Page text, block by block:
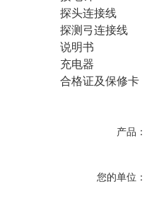
探头
探测弓
说明
充
合格证
产品：
您的单位：